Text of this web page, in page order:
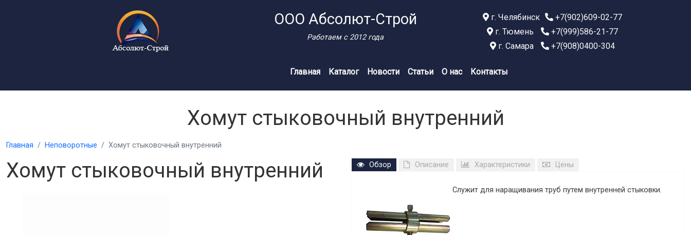
ООО Абсолют-Строй
Работаем с 2012 года
г. Челябинск
+7(902)609-02-77
г. Тюмень
+7(999)586-21-77
г. Самара
+7(908)0400-304
Главная Каталог Новости Статьи О нас Контакты
Хомут стыковочный внутренний
Главная Неповоротные Хомут стыковочный внутренний
Хомут стыковочный внутренний Обзор Описание Характеристики Цены
Cлужит для наращивания труб путем внутренней стыковки.